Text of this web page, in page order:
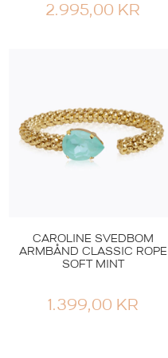
2.995,00 KR
CAROLINE SVEDBOM
ARMBÅND CLASSIC ROPE
SOFT MINT
1.399,00 KR